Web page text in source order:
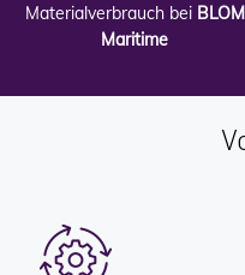
Materialverbrauch bei BLOM
Maritime